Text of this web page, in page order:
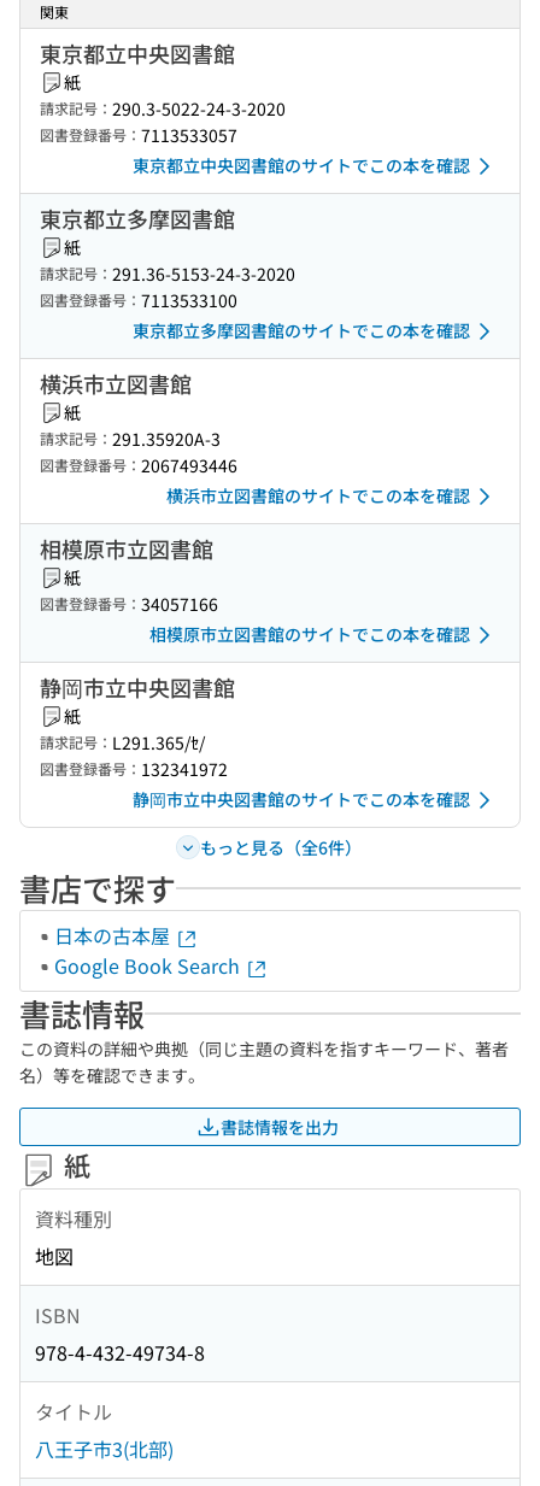
関東
東京都立中央図書館
紙
請求記号： 290.3-5022-24-3-2020
図書登録番号： 7113533057
東京都立中央図書館のサイトでこの本を確認
東京都立多摩図書館
紙
請求記号： 291.36-5153-24-3-2020
図書登録番号： 7113533100
東京都立多摩図書館のサイトでこの本を確認
横浜市立図書館
紙
請求記号： 291.35920A-3
図書登録番号： 2067493446
横浜市立図書館のサイトでこの本を確認
相模原市立図書館
紙
図書登録番号： 34057166
相模原市立図書館のサイトでこの本を確認
静岡市立中央図書館
紙
請求記号： L291.365/ｾ/
図書登録番号： 132341972
静岡市立中央図書館のサイトでこの本を確認
もっと見る（全6件）
書店で探す
日本の古本屋
Google Book Search
書誌情報
この資料の詳細や典拠（同じ主題の資料を指すキーワード、著者
名）等を確認できます。
書誌情報を出力
紙
資料種別
地図
ISBN
978-4-432-49734-8
タイトル
八王子市3(北部)